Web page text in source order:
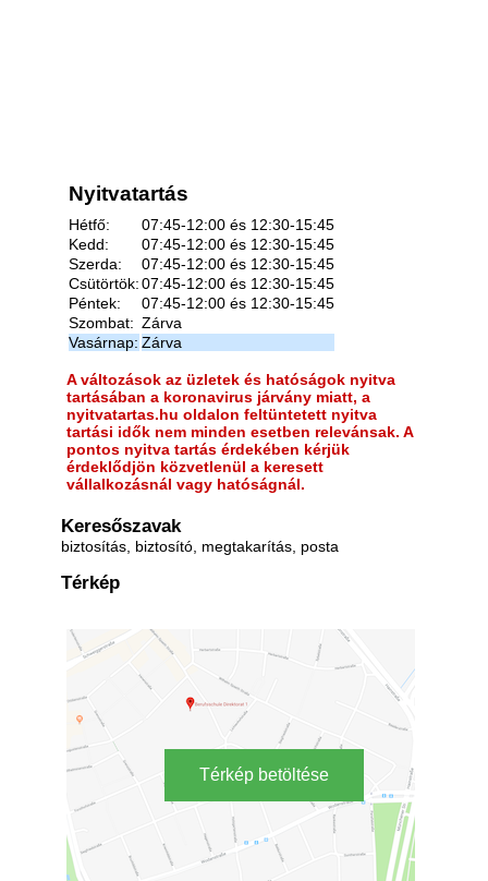
Nyitvatartás
Hétfő:
07:45-12:00 és 12:30-15:45
Kedd:
07:45-12:00 és 12:30-15:45
Szerda:
07:45-12:00 és 12:30-15:45
Csütörtök:07:45-12:00 és 12:30-15:45
Péntek:
07:45-12:00 és 12:30-15:45
Szombat: Zárva
Vasárnap: Zárva
A változások az üzletek és hatóságok nyitva
tartásában a koronavirus járvány miatt, a
nyitvatartas.hu oldalon feltüntetett nyitva
tartási idők nem minden esetben relevánsak. A
pontos nyitva tartás érdekében kérjük
érdeklődjön közvetlenül a keresett
vállalkozásnál vagy hatóságnál.
Keresőszavak
biztosítás, biztosító, megtakarítás, posta
Térkép
Térkép betöltése